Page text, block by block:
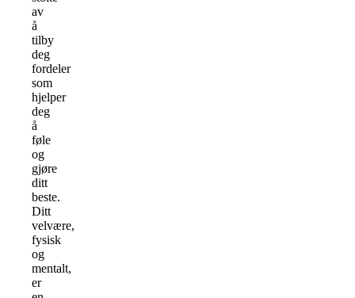
av
å
tilby
deg
fordeler
som
hjelper
deg
å
føle
og
gjøre
ditt
beste.
Ditt
velvære,
fysisk
og
mentalt,
er